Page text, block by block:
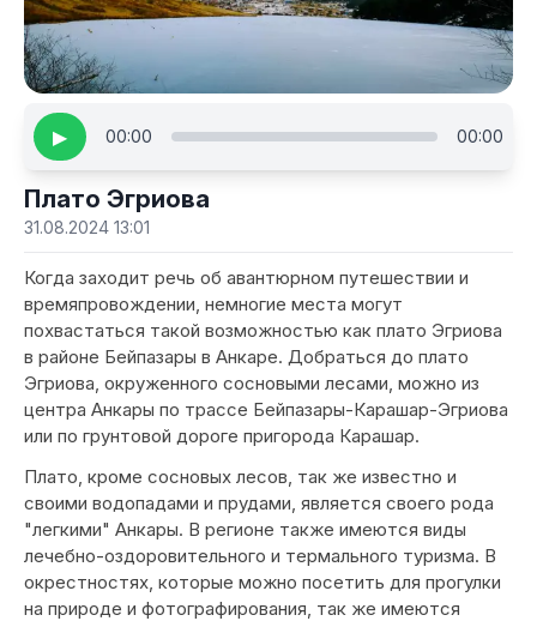
▶ 00:00 00:00
Плато Эгриова
31.08.2024 13:01
Когда заходит речь об авантюрном путешествии и
времяпровождении, немногие места могут
похвастаться такой возможностью как плато Эгриова
в районе Бейпазары в Анкаре. Добраться до плато
Эгриова, окруженного сосновыми лесами, можно из
центра Анкары по трассе Бейпазары-Карашар-Эгриова
или по грунтовой дороге пригорода Карашар.
Плато, кроме сосновых лесов, так же известно и
своими водопадами и прудами, является своего рода
"легкими" Анкары. В регионе также имеются виды
лечебно-оздоровительного и термального туризма. В
окрестностях, которые можно посетить для прогулки
на природе и фотографирования, так же имеются